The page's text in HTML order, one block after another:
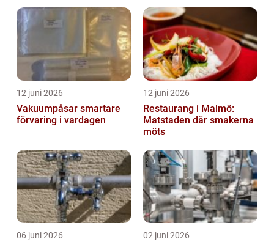
12 juni 2026
Vakuumpåsar smartare
förvaring i vardagen
12 juni 2026
Restaurang i Malmö:
Matstaden där smakerna
möts
06 juni 2026 02 juni 2026